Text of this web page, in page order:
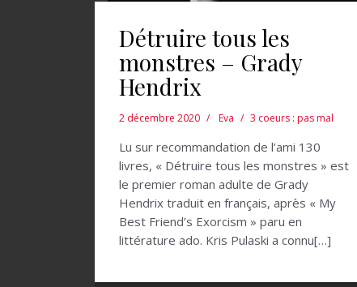
Détruire tous les
monstres – Grady
Hendrix
2 décembre 2020 Eva 3 coeurs : pas mal
Lu sur recommandation de l’ami 130
livres, « Détruire tous les monstres » est
le premier roman adulte de Grady
Hendrix traduit en français, après « My
Best Friend’s Exorcism » paru en
littérature ado. Kris Pulaski a connu[…]